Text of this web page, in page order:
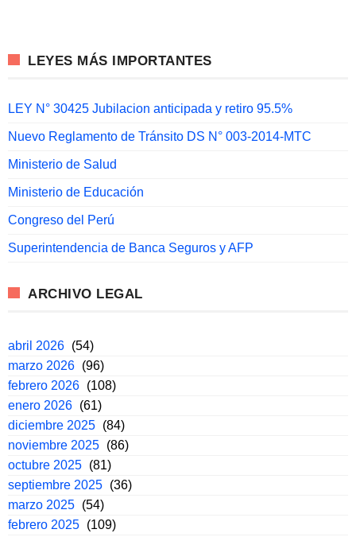
LEYES MÁS IMPORTANTES
LEY N° 30425 Jubilacion anticipada y retiro 95.5%
Nuevo Reglamento de Tránsito DS N° 003-2014-MTC
Ministerio de Salud
Ministerio de Educación
Congreso del Perú
Superintendencia de Banca Seguros y AFP
ARCHIVO LEGAL
abril 2026 (54)
marzo 2026 (96)
febrero 2026 (108)
enero 2026 (61)
diciembre 2025 (84)
noviembre 2025 (86)
octubre 2025 (81)
septiembre 2025 (36)
marzo 2025 (54)
febrero 2025 (109)